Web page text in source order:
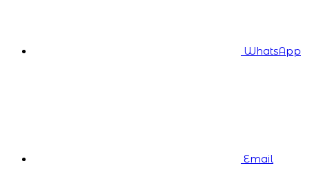
WhatsApp
Email